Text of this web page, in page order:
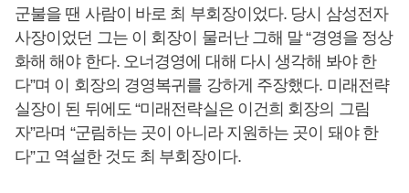
군불을 땐 사람이 바로 최 부회장이었다. 당시 삼성전자
사장이었던 그는 이 회장이 물러난 그해 말 “경영을 정상
화해 해야 한다. 오너경영에 대해 다시 생각해 봐야 한
다”며 이 회장의 경영복귀를 강하게 주장했다. 미래전략
실장이 된 뒤에도 “미래전략실은 이건희 회장의 그림
자”라며 “군림하는 곳이 아니라 지원하는 곳이 돼야 한
다”고 역설한 것도 최 부회장이다.